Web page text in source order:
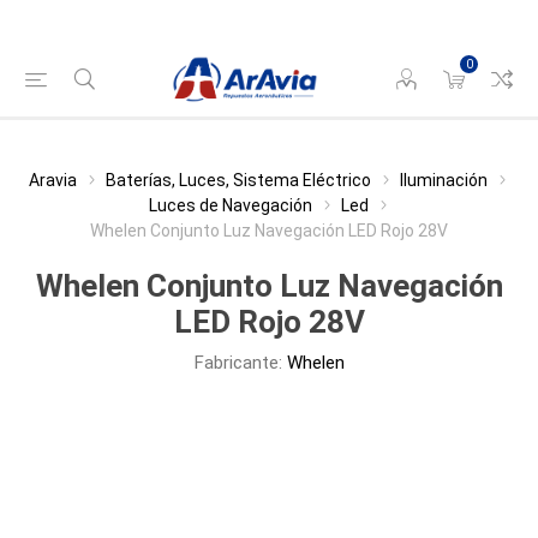
0
Aravia Baterías, Luces, Sistema Eléctrico
Iluminación
Luces de Navegación
Led
Whelen Conjunto Luz Navegación LED Rojo 28V
Whelen Conjunto Luz Navegación
LED Rojo 28V
Fabricante: Whelen